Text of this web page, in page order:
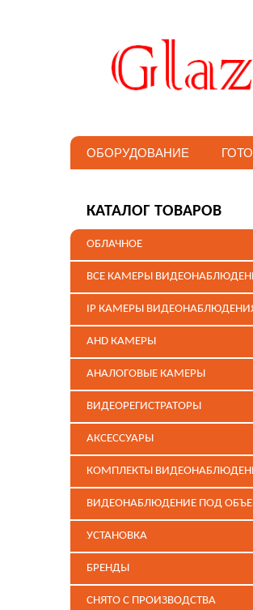
ОБОРУДОВАНИЕ
КАТАЛОГ ТОВАРОВ
ОБЛАЧНОЕ
ВСЕ КАМЕРЫ
IP КАМЕРЫ
AHD КАМЕРЫ
АНАЛОГОВЫЕ КАМЕРЫ
ВИДЕОРЕГИСТРАТОРЫ
АКСЕССУАРЫ
КОМПЛЕКТЫ
ВИДЕОНАБЛЮДЕНИЕ ПОД
УСТАНОВКА
БРЕНДЫ
СНЯТО С ПРОИЗВОДСТВА